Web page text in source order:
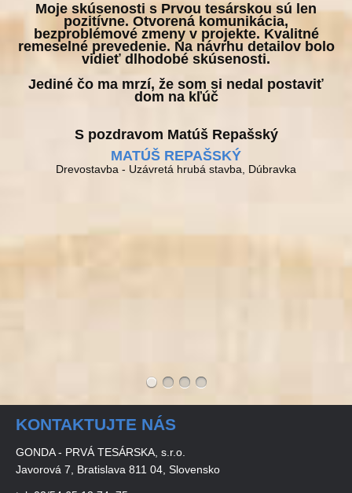
Moje skúsenosti s Prvou tesárskou sú len
pozitívne. Otvorená komunikácia,
bezproblémové zmeny v projekte. Kvalitné
remeselné prevedenie. Na návrhu detailov bolo
vidieť dlhodobé skúsenosti.
Jediné čo ma mrzí, že som si nedal postaviť
dom na kľúč
S pozdravom Matúš Repašský
MATÚŠ REPAŠSKÝ
Drevostavba - Uzávretá hrubá stavba, Dúbravka
KONTAKTUJTE NÁS
GONDA - PRVÁ TESÁRSKA, s.r.o.
Javorová 7, Bratislava 811 04, Slovensko